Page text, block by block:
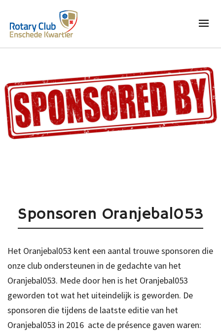
Sponsoren Oranjebal053
Het Oranjebal053 kent een aantal trouwe sponsoren die
onze club ondersteunen in de gedachte van het
Oranjebal053. Mede door hen is het Oranjebal053
geworden tot wat het uiteindelijk is geworden. De
sponsoren die tijdens de laatste editie van het
Oranjebal053 in 2016 acte de présence gaven waren: